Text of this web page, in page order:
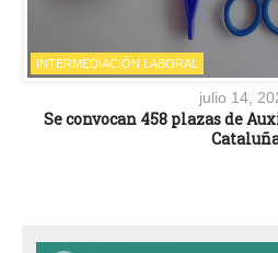
INTERMEDIACIÓN LABORAL
julio 14,
Se convocan 458 plazas de